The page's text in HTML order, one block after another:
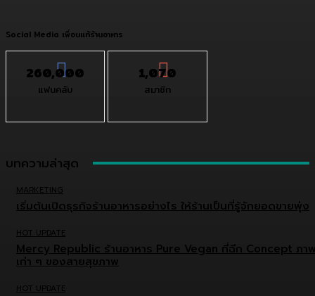
Social Media เพื่อนแท้ร้านอาหาร
260,000
แฟนคลับ
1,070
สมาชิก
บทความล่าสุด
MARKETING
เริ่มต้นเปิดธุรกิจร้านอาหารอย่างไร ให้ร้านเป็นที่รู้จักยอดขายพุ่ง
HOT UPDATE
Mercy Republic ร้านอาหาร Pure Vegan ที่ฉีก Concept ภา
เก่า ๆ ของสายสุขภาพ
HOT UPDATE